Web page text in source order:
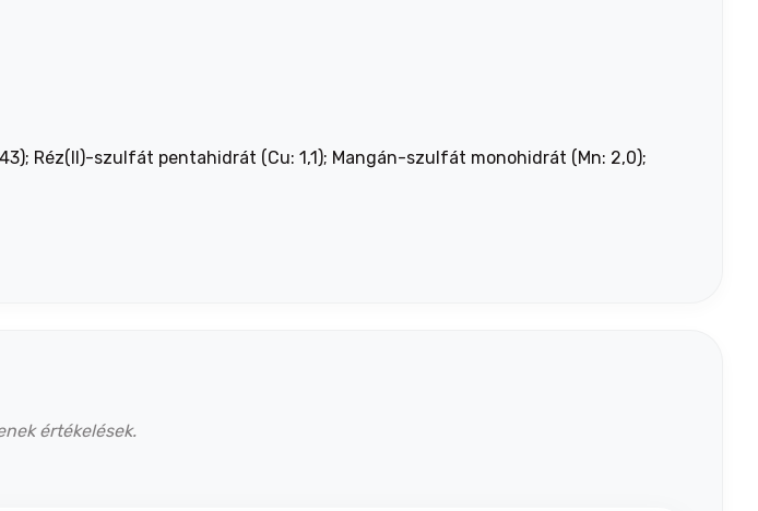
Réz(II)-szulfát pentahidrát (Cu: 1,1); Mangán-szulfát monohidrát (Mn: 2,0);
értékelések.